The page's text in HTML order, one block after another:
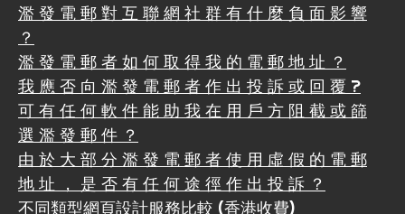
濫 發 電 郵 對 互 聯 網 社 群 有 什 麼 負 面 影 響
？
濫 發 電 郵 者 如 何 取 得 我 的 電 郵 地 址 ？
我 應 否 向 濫 發 電 郵 者 作 出 投 訴 或 回 覆 ?
可 有 任 何 軟 件 能 助 我 在 用 戶 方 阻 截 或 篩
選 濫 發 郵 件 ？
由 於 大 部 分 濫 發 電 郵 者 使 用 虛 假 的 電 郵
地 址 ， 是 否 有 任 何 途 徑 作 出 投 訴 ？
不同類型網頁設計服務比較 (香港收費)